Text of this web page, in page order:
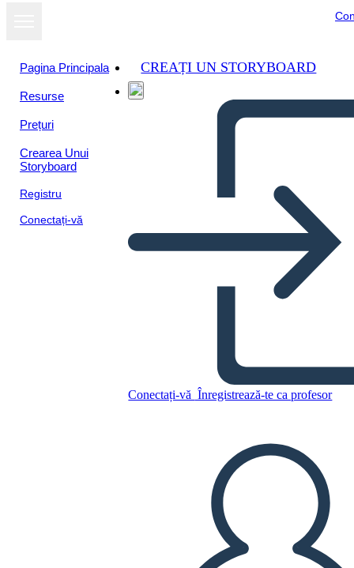
Pagina Principala
Resurse
Prețuri
Crearea Unui
Storyboard
Registru
Conectați-vă
CREAȚI UN STORYBOARD
Conectați-vă Înregistrează-te ca profesor
השפעות עיקריות
Copiați acest Storyboard
CREAȚI UN STORYBOARD
REDAȚI PREZENTAREA DE DIAPOZITIVE
CITESTE-MI